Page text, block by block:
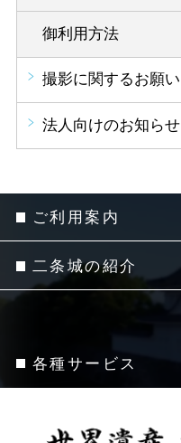
御利用方法
撮影に関するお願い
法人向けのお知らせ
ご利用案内
二条城の紹介
各種サービス